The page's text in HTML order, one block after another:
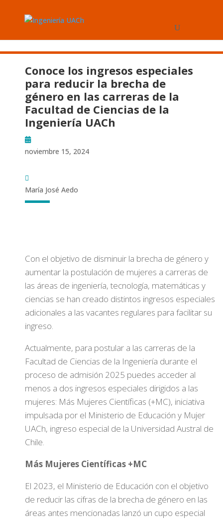
Conoce los ingresos especiales
para reducir la brecha de
género en las carreras de la
Facultad de Ciencias de la
Ingeniería UACh
noviembre 15, 2024
María José Aedo
Con el objetivo de disminuir la brecha de género y
aumentar la postulación de mujeres a carreras de
las áreas de ingeniería, tecnología, matemáticas y
ciencias se han creado distintos ingresos especiales
adicionales a las vacantes regulares para facilitar su
ingreso.
Actualmente, para postular a las carreras de la
Facultad de Ciencias de la Ingeniería durante el
proceso de admisión 2025 puedes acceder al
menos a dos ingresos especiales dirigidos a las
mujeres: Más Mujeres Científicas (+MC), iniciativa
impulsada por el Ministerio de Educación y Mujer
UACh, ingreso especial de la Universidad Austral de
Chile.
Más Mujeres Científicas +MC
El 2023, el Ministerio de Educación con el objetivo
de reducir las cifras de la brecha de género en las
áreas antes mencionadas lanzó un cupo especial